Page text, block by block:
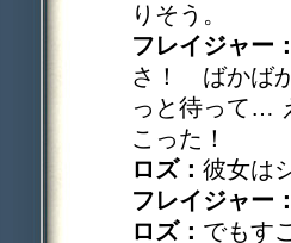
りそう。
フレイジャー
さ！ ばかば
っと待って…
こった！
ロズ： 彼女は
フレイジャー
ロズ： でもす